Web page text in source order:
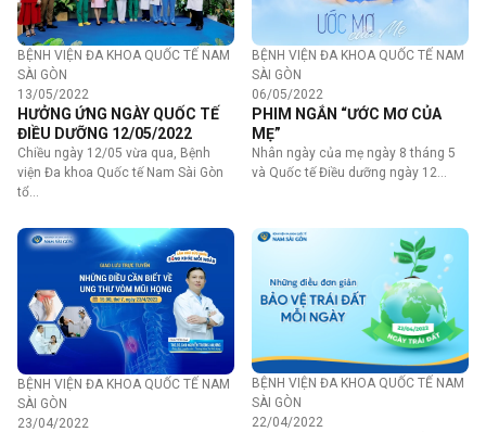
BỆNH VIỆN ĐA KHOA QUỐC TẾ NAM
SÀI GÒN
13/05/2022
HƯỞNG ỨNG NGÀY QUỐC TẾ
ĐIỀU DƯỠNG 12/05/2022
Chiều ngày 12/05 vừa qua, Bệnh
viện Đa khoa Quốc tế Nam Sài Gòn
tổ…
BỆNH VIỆN ĐA KHOA QUỐC TẾ NAM
SÀI GÒN
06/05/2022
PHIM NGẮN “ƯỚC MƠ CỦA
MẸ”
Nhân ngày của mẹ ngày 8 tháng 5
và Quốc tế Điều dưỡng ngày 12…
BỆNH VIỆN ĐA KHOA QUỐC TẾ NAM
SÀI GÒN
23/04/2022
BỆNH VIỆN ĐA KHOA QUỐC TẾ NAM
SÀI GÒN
22/04/2022